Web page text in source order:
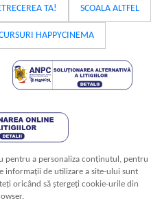
TA! SCOALA ALTFEL
HAPPYCINEMA
pentru a personaliza conținutul, pentru
informații de utilizare a site-ului sunt
oricând să ștergeți cookie-urile din